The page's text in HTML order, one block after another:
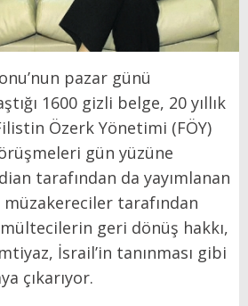
pazar günü
1600 gizli belge, 20 yıllık
Özerk Yönetimi (FÖY)
gün yüzüne
tarafından da yayımlanan
tarafından
geri dönüş hakkı,
İsrail’in tanınması gibi
çıkarıyor.